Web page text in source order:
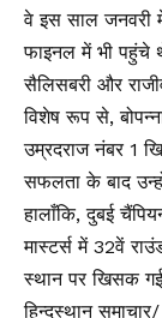
वे इस साल
फाइनल में भी पहुंचे
सैलिसबरी और
विशेष रूप से,
उम्रदराज नंबर 1
सफलता के बाद
हालाँकि, दुबई
मास्टर्स में 32वें
स्थान पर खिसक
हिन्दुस्थान